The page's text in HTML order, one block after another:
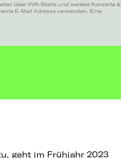
über VVK-Starts und weitere Konzerte &
E-Mail Adresse verwenden. Eine
geht im Frühjahr 2023